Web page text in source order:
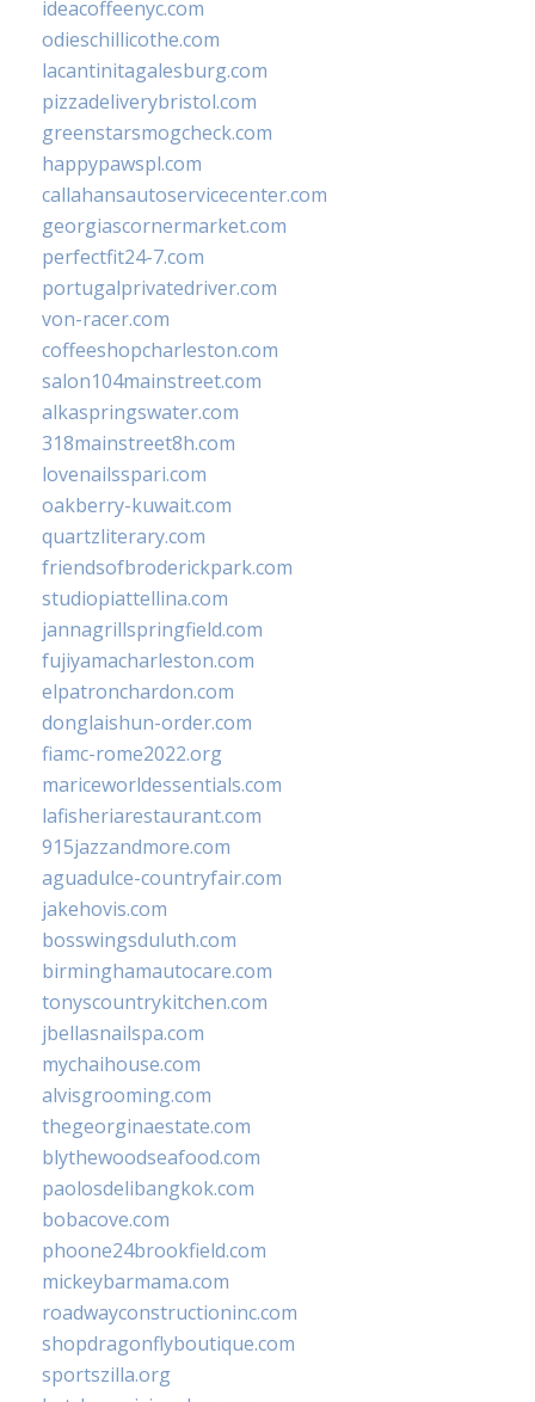
ideacoffeenyc.com
odieschillicothe.com
lacantinitagalesburg.com
pizzadeliverybristol.com
greenstarsmogcheck.com
happypawspl.com
callahansautoservicecenter.com
georgiascornermarket.com
perfectfit24-7.com
portugalprivatedriver.com
von-racer.com
coffeeshopcharleston.com
salon104mainstreet.com
alkaspringswater.com
318mainstreet8h.com
lovenailsspari.com
oakberry-kuwait.com
quartzliterary.com
friendsofbroderickpark.com
studiopiattellina.com
jannagrillspringfield.com
fujiyamacharleston.com
elpatronchardon.com
donglaishun-order.com
fiamc-rome2022.org
mariceworldessentials.com
lafisheriarestaurant.com
915jazzandmore.com
aguadulce-countryfair.com
jakehovis.com
bosswingsduluth.com
birminghamautocare.com
tonyscountrykitchen.com
jbellasnailspa.com
mychaihouse.com
alvisgrooming.com
thegeorginaestate.com
blythewoodseafood.com
paolosdelibangkok.com
bobacove.com
phoone24brookfield.com
mickeybarmama.com
roadwayconstructioninc.com
shopdragonflyboutique.com
sportszilla.org